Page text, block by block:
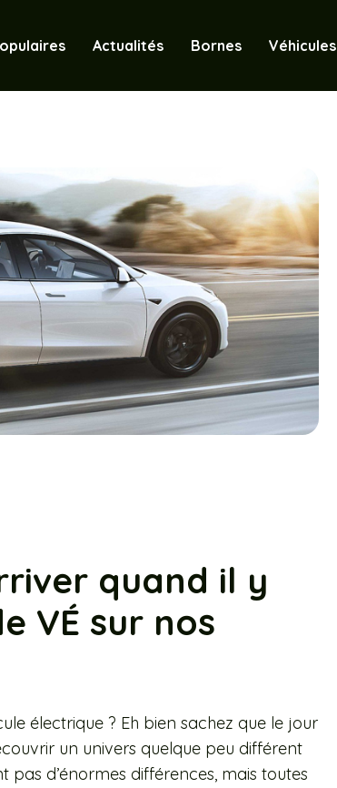
Actualités Bornes Véhicules
quand il y
VÉ sur nos
électrique ? Eh bien sachez que le jour
un univers quelque peu différent
pas d’énormes différences, mais toutes